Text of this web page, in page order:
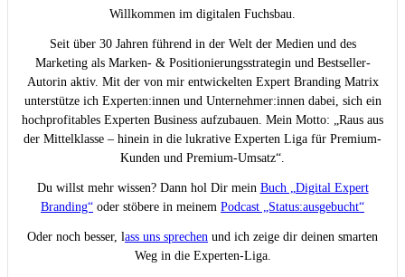
Willkommen im digitalen Fuchsbau.
Seit über 30 Jahren führend in der Welt der Medien und des
Marketing als Marken- & Positionierungsstrategin und Bestseller-
Autorin aktiv. Mit der von mir entwickelten Expert Branding Matrix
unterstütze ich Experten:innen und Unternehmer:innen dabei, sich ein
hochprofitables Experten Business aufzubauen. Mein Motto: „Raus aus
der Mittelklasse – hinein in die lukrative Experten Liga für Premium-
Kunden und Premium-Umsatz“.
Du willst mehr wissen? Dann hol Dir mein Buch „Digital Expert
Branding“ oder stöbere in meinem Podcast „Status:ausgebucht“
Oder noch besser, lass uns sprechen und ich zeige dir deinen smarten
Weg in die Experten-Liga.